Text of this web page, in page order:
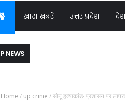
खास खबरें उत्तर प्रदेश
NEWS
Home / up crime /सोनू हत्याकांड- प्रशासन पर